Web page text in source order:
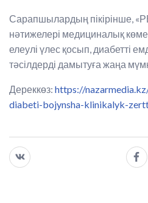
Сарапшылардың пікірінше,
нәтижелері медициналық
елеулі үлес қосып, диабетті
тәсілдерді дамытуға жаңа
Дереккөз: https://
diabeti-bojynsha-klinikalyk-